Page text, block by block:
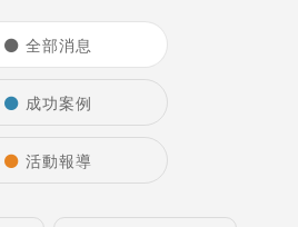
全部消息
成功案例
活動報導